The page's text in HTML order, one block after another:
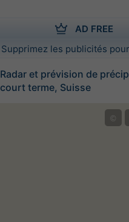
AD FREE
Supprimez les publicités
Radar et prévision de
court terme, Suisse
©